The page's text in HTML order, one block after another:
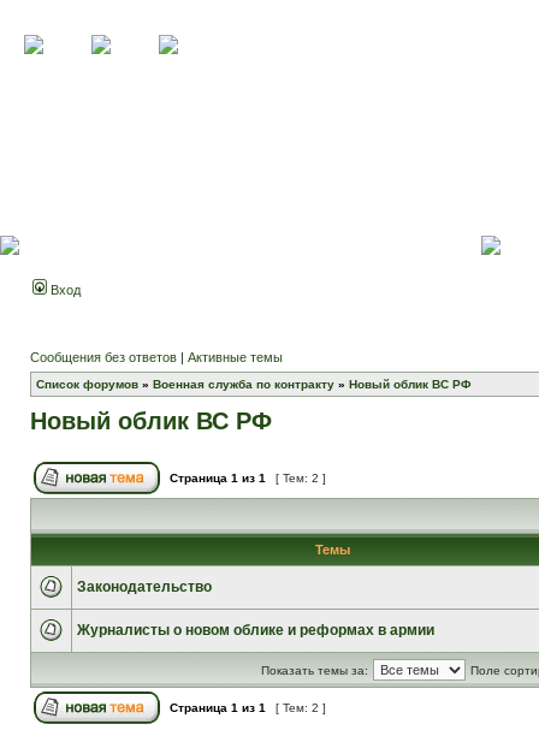
Вход
Сообщения без ответов | Активные темы
Список форумов » Военная служба по контракту » Новый облик ВС РФ
Новый облик ВС РФ
Страница 1 из 1 [ Тем: 2 ]
Темы
Законодательство
Журналисты о новом облике и реформах в армии
Показать темы за: Поле
Страница 1 из 1 [ Тем: 2 ]